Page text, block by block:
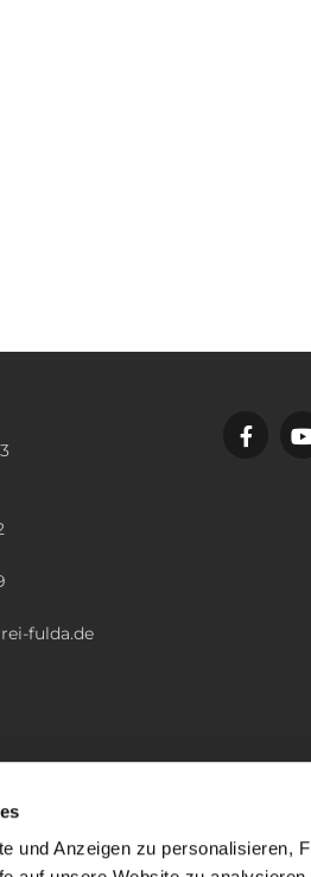
und Anzeigen zu personalisieren,
fulda.de